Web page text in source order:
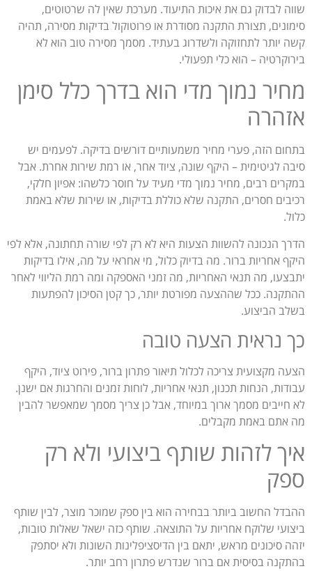
שווה לבדוק גם את איכות התיעוד. מערכת שאין לה שרטוטים,
סימונים, תצורת התקנה מסודרת או פרוטוקול בדיקות מסירה, תהיה
קשה יותר לתחזוקה ולשדרוג בעתיד. מסמך מסירה טוב הוא לא
בירוקרטיה – הוא כלי תפעולי.
מחיר נמוך מדי הוא בדרך כלל סימן
אזהרה
בתחום הזה, פערי מחיר משמעותיים דורשים בדיקה. לפעמים יש
סיבה לגיטימית – היקף שונה, ציוד אחר, או רמת שירות אחרת. אבל
במקרים רבים, מחיר נמוך מדי מעיד על חוסר כלשהו: אפיון חלקי,
רכיבים חסרים, התקנה שלא כוללת בדיקות, או שירות שלא באמת
כלול.
הדרך הנכונה להשוות הצעות היא לא רק לפי שורה תחתונה, אלא לפי
היקף אחריות ברור. מה בדיוק כלול, מי אחראי על מה, אילו בדיקות
יתבצעו, מה תנאי האחריות, מה זמני האספקה ומה רמת הליווי לאחר
ההתקנה. ככל שההצעה מפורטת יותר, כך קטן הסיכון להפתעות
בשלב הביצוע.
כך נראית הצעה טובה
הצעה מקצועית צריכה לכלול תיאור פתרון ברור, פירוט ציוד, היקף
עבודות, הנחות תכנון, תנאי אחריות, לוחות זמנים והחרגות אם ישנן.
לא חייבים מסמך ארוך במיוחד, אבל כן צריך מסמך שמאפשר להבין
מה אתם באמת מקבלים.
איך לזהות שותף ביצועי ולא רק
ספק
ההבדל החשוב ביותר בבחירה הוא בין ספק שמוכר מוצר, לבין שותף
ביצועי שלוקח אחריות על התוצאה. שותף כזה ישאל שאלות טובות,
יזהה סיכונים מראש, יתאם בין הדיסציפלינות השונות ולא יסתפק
בהתקנה בסיסית אם ברור שנדרש פתרון רחב יותר.